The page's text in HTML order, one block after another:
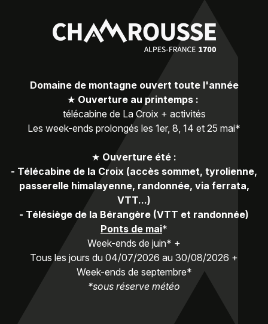
Domaine de montagne ouvert toute l'année
★ Ouverture au printemps :
télécabine de La Croix + activités
Les week-ends prolongés les 1er, 8, 14 et 25 mai*
★ Ouverture été :
- Télécabine de la Croix (accès sommet, tyrolienne,
passerelle himalayenne, randonnée, via ferrata,
VTT...)
- Télésiège de la Bérangère (VTT et randonnée)
Ponts de mai*
Week-ends de juin* +
Tous les jours du 04/07/2026 au 30/08/2026 +
Week-ends de septembre*
*sous réserve météo